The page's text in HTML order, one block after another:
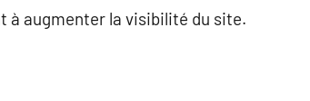
à augmenter la visibilité du site.